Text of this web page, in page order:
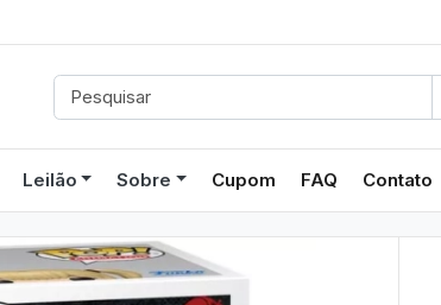
Leilão Sobre Cupom FAQ Contato